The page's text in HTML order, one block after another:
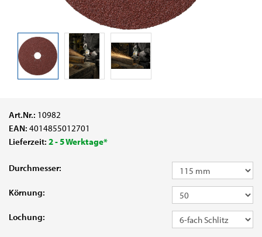
Art.Nr.: 10982
EAN: 4014855012701
Lieferzeit: 2 - 5 Werktage*
Durchmesser:
Körnung:
Lochung: